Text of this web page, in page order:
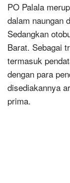
PO Palala
dalam naungan
Sedangkan
Barat. Sebagai
termasuk
dengan para
disediakannya
prima.